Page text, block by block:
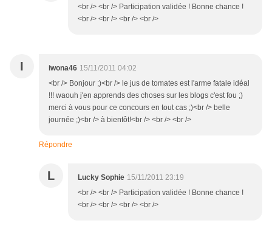
<br /> <br /> Participation validée ! Bonne chance !
<br /> <br /> <br /> <br />
I iwona46 15/11/2011 04:02
<br /> Bonjour ;)<br /> le jus de tomates est l'arme fatale idéal
!!! waouh j'en apprends des choses sur les blogs c'est fou ;)
merci à vous pour ce concours en tout cas ;)<br /> belle
journée ;)<br /> à bientôt!<br /> <br /> <br />
Répondre
L Lucky Sophie 15/11/2011 23:19
<br /> <br /> Participation validée ! Bonne chance !
<br /> <br /> <br /> <br />